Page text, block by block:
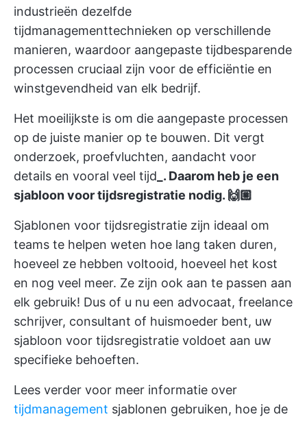
industrieën dezelfde
tijdmanagementtechnieken op verschillende
manieren, waardoor aangepaste tijdbesparende
processen cruciaal zijn voor de efficiëntie en
winstgevendheid van elk bedrijf.
Het moeilijkste is om die aangepaste processen
op de juiste manier op te bouwen. Dit vergt
onderzoek, proefvluchten, aandacht voor
details en vooral veel tijd _. Daarom heb je een
sjabloon voor tijdsregistratie nodig. 🙌🏼
Sjablonen voor tijdsregistratie zijn ideaal om
teams te helpen weten hoe lang taken duren,
hoeveel ze hebben voltooid, hoeveel het kost
en nog veel meer. Ze zijn ook aan te passen aan
elk gebruik! Dus of u nu een advocaat, freelance
schrijver, consultant of huismoeder bent, uw
sjabloon voor tijdsregistratie voldoet aan uw
specifieke behoeften.
Lees verder voor meer informatie over
tijdmanagement sjablonen gebruiken, hoe je de